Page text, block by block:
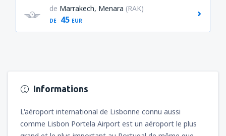
de Marrakech, Menara (RAK)
DE 45 EUR
Informations
L'aéroport international de Lisbonne connu aussi
comme Lisbon Portela Airport est un aéroport le plus